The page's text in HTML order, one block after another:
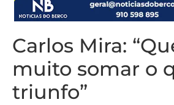
Carlos Mira:
muito somar o
triunfo”